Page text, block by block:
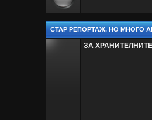
СТАР РЕПОРТАЖ, НО МНОГО
ЗА